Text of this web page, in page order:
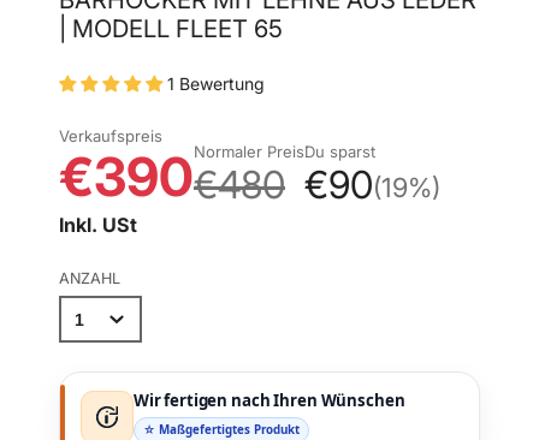
| MODELL FLEET 65
1 Bewertung
Verkaufspreis
€390Normaler Preis
€480
Du sparst
€90(19%)
Inkl. USt
ANZAHL
Wir fertigen nach Ihren Wünschen
☆ Maßgefertigtes Produkt